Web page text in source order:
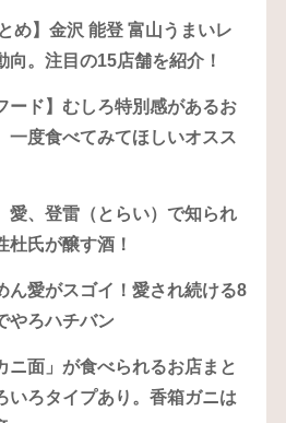
め】金沢 能登 富山うまいレ
向。注目の15店舗を紹介！
ード】むしろ特別感があるお
一度食べてみてほしいオスス
愛、登雷（とらい）で知られ
杜氏が醸す酒！
ん愛がスゴイ！愛され続ける8
やろハチバン
ニ面」が食べられるお店まと
いろタイプあり。香箱ガニは